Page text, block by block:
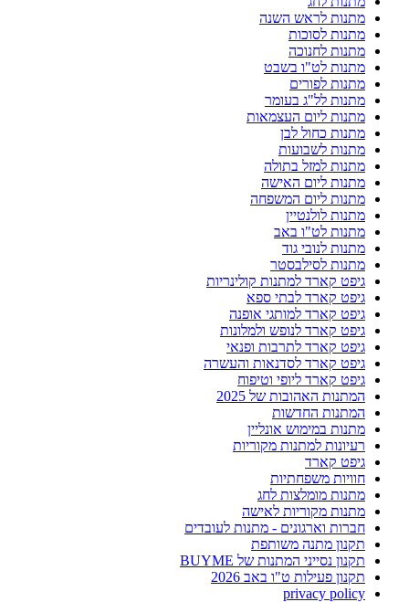
מתנות לראש השנה
מתנות לסוכות
מתנות לחנוכה
מתנות לט"ו בשבט
מתנות לפורים
מתנות לל"ג בעומר
מתנות ליום העצמאות
מתנות כחול לבן
מתנות לשבועות
מתנות למזל בתולה
מתנות ליום האישה
מתנות ליום המשפחה
מתנות לולנטיין
מתנות לט"ו באב
מתנות לנובי גוד
מתנות לסילבסטר
גיפט קארד למתנות קולינריות
גיפט קארד לבתי ספא
גיפט קארד למותגי אופנה
גיפט קארד לנופש ולמלונות
גיפט קארד לתרבות ופנאי
גיפט קארד לסדנאות והעשרה
גיפט קארד ליופי וטיפוח
המתנות האהובות של 2025
המתנות החדשות
מתנות במימוש אונליין
רעיונות למתנות מקוריות
גיפט קארד
חוויות משפחתיות
מתנות מומלצות לחג
מתנות מקוריות לאישה
חברות וארגונים - מתנות לעובדים
תקנון מתנה משותפת
תקנון נסייני המתנות של BUYME
תקנון פעילות ט"ו באב 2026
privacy policy